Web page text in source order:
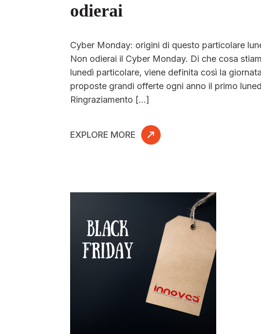
odierai
Cyber Monday: origini di questo particolare
Non odierai il Cyber Monday. Di che cosa
lunedì particolare, viene definita così la
proposte grandi offerte ogni anno il primo
Ringraziamento […]
EXPLORE MORE